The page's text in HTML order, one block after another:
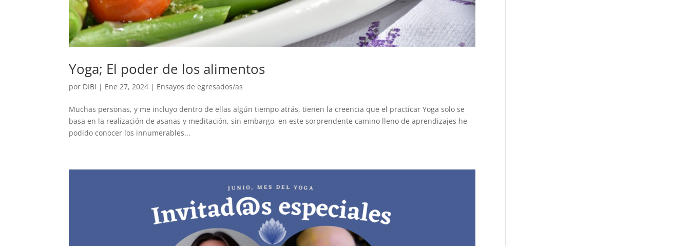
Yoga; El poder de los alimentos
por DIBI | Ene 27, 2024 | Ensayos de egresados/as
Muchas personas, y me incluyo dentro de ellas algún tiempo atrás, tienen la creencia que el practicar Yoga solo se
basa en la realización de asanas y meditación, sin embargo, en este sorprendente camino lleno de aprendizajes he
podido conocer los innumerables...